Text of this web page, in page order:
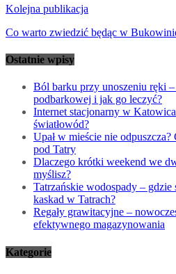
Kolejna publikacja
Co warto zwiedzić będąc w
Ostatnie wpisy
Ból barku przy unoszeniu ręki –
podbarkowej i jak go leczyć?
Internet stacjonarny w
światłowód?
Upał w mieście nie
pod Tatry
Dlaczego krótki weekend we
myślisz?
Tatrzańskie wodospady – gdzie
kaskad w Tatrach?
Regały grawitacyjne –
efektywnego magazynowania
Kategorie